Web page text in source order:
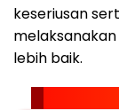
keseriusan
lebih baik.